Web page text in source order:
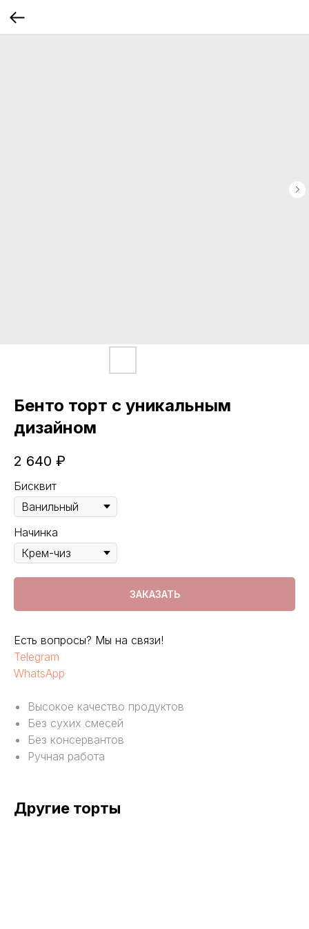
Бенто торт с уникальным
дизайном
2 640 ₽
Бисквит
Начинка
ЗАКАЗАТЬ
Есть вопросы? Мы на связи!
Telegram
WhatsApp
Высокое качество продуктов
Без сухих смесей
Без консервантов
Ручная работа
Другие торты